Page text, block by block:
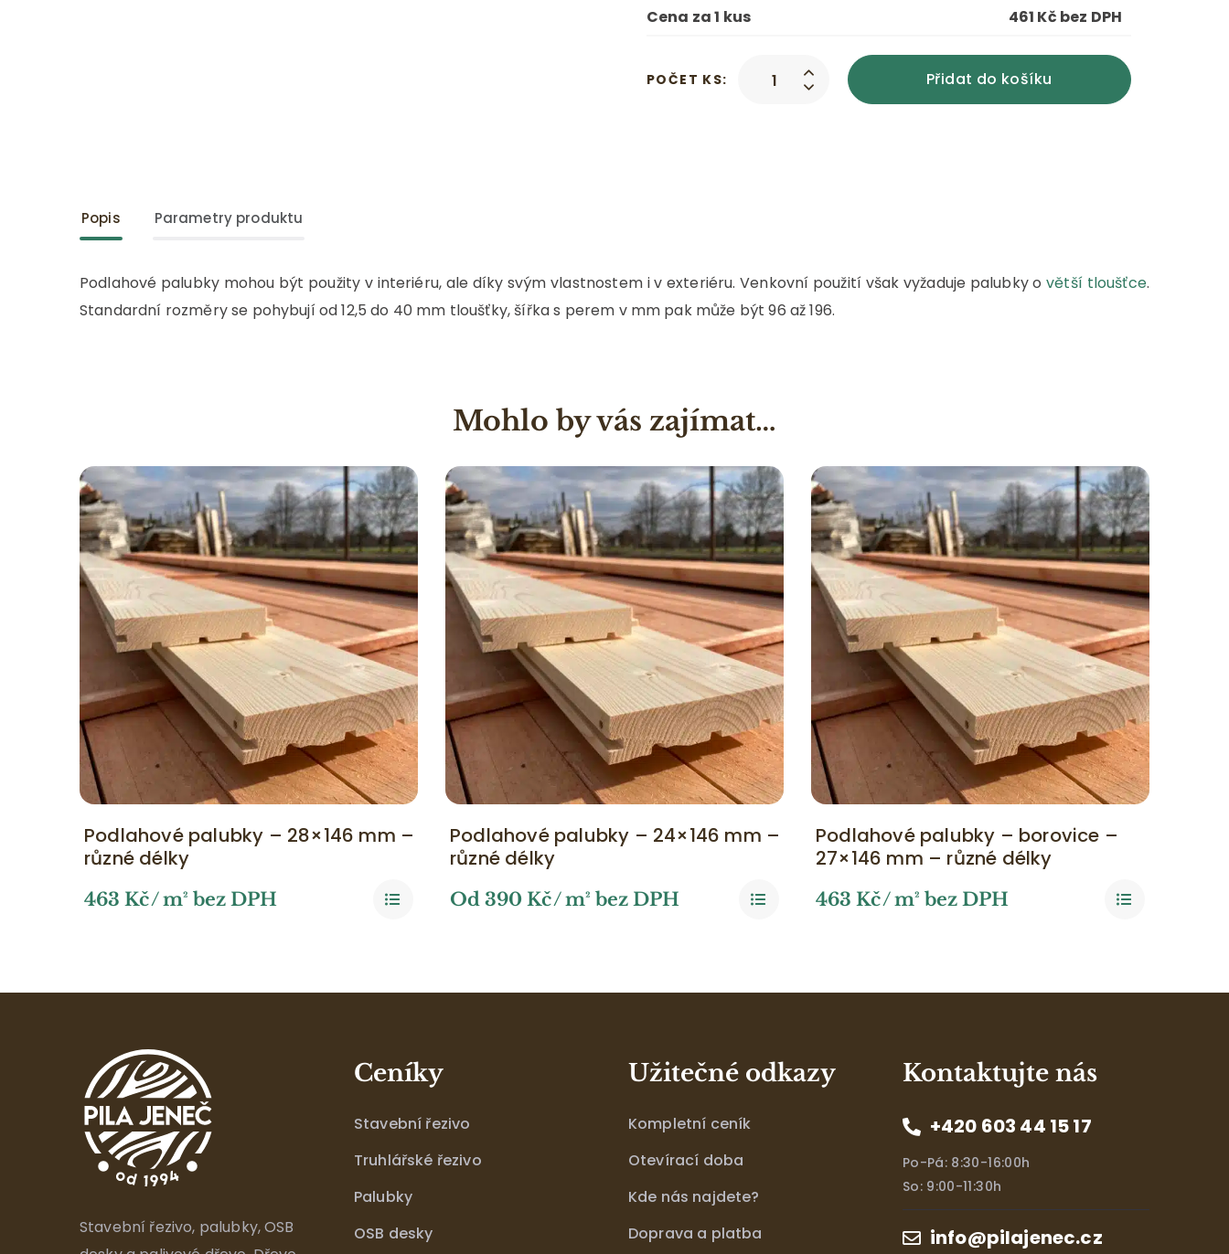
Cena za 1 kus
461 Kč bez DPH
POČET KS: Přidat do košíku
Popis Parametry produktu
Podlahové palubky mohou být použity v interiéru, ale díky svým vlastnostem i v exteriéru. Venkovní použití však vyžaduje palubky ovětší tloušťce.
Standardní rozměry se pohybují od 12,5 do 40 mm tloušťky, šířka s perem v mm pak může být 96 až 196.
Mohlo by vás zajímat…
Podlahové palubky – 28×146 mm –
různé délky
463 Kč/ m² bez DPH
Podlahové palubky – 24×146 mm –
různé délky
Od 390 Kč/ m² bez DPH
Podlahové palubky – borovice –
27×146 mm – různé délky
463 Kč/ m² bez DPH
Stavební řezivo, palubky, OSB
Ceníky
Stavební řezivo
Truhlářské řezivo
Palubky
OSB desky
Užitečné odkazy
Kompletní ceník
Otevírací doba
Kde nás najdete?
Doprava a platba
Kontaktujte nás
+420 603 44 15 17
Po-Pá: 8:30-16:00h
So: 9:00-11:30h
info@pilajenec.cz